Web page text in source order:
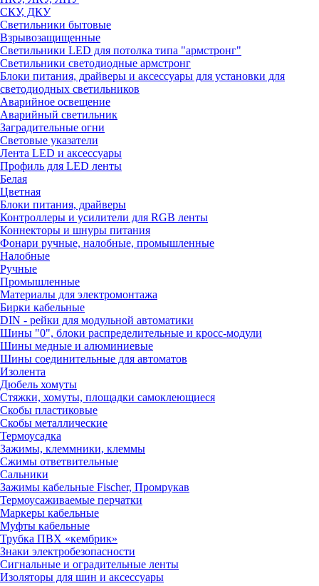
СКУ, ДКУ
Светильники бытовые
Взрывозащищенные
Светильники LED для потолка типа "армстронг"
Светильники светодиодные армстронг
Блоки питания, драйверы и аксессуары для установки для
светодиодных светильников
Аварийное освещение
Аварийный светильник
Заградительные огни
Световые указатели
Лента LED и аксессуары
Профиль для LED ленты
Белая
Цветная
Блоки питания, драйверы
Контроллеры и усилители для RGB ленты
Коннекторы и шнуры питания
Фонари ручные, налобные, промышленные
Налобные
Ручные
Промышленные
Материалы для электромонтажа
Бирки кабельные
DIN - рейки для модульной автоматики
Шины "0", блоки распределительные и кросс-модули
Шины медные и алюминиевые
Шины соединительные для автоматов
Изолента
Дюбель хомуты
Стяжки, хомуты, площадки самоклеющиеся
Скобы пластиковые
Скобы металлические
Термоусадка
Зажимы, клеммники, клеммы
Сжимы ответвительные
Сальники
Зажимы кабельные Fischer, Промрукав
Термоусаживаемые перчатки
Маркеры кабельные
Муфты кабельные
Трубка ПВХ «кембрик»
Знаки электробезопасности
Сигнальные и оградительные ленты
Изоляторы для шин и аксессуары